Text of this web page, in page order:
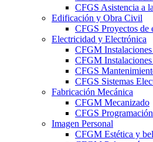
CFGS Asistencia a
Edificación y Obra Civil
CFGS Proyectos de
Electricidad y Electrónica
CFGM
CFGM
CFGS
CFGS Sistemas
Fabricación Mecánica
CFGM Mecanizado
CFGS
Imagen Personal
CFGM Estética y